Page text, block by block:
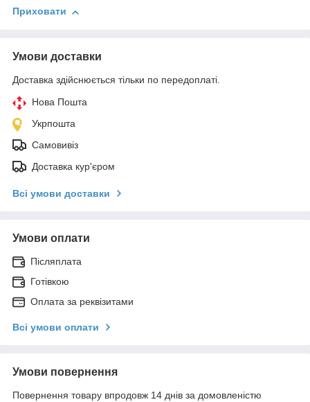
Приховати
Умови доставки
Доставка здійснюється тільки по передоплаті.
Нова Пошта
Укрпошта
Самовивіз
Доставка кур'єром
Всі умови доставки
Умови оплати
Післяплата
Готівкою
Оплата за реквізитами
Всі умови оплати
Умови повернення
Повернення товару впродовж 14 днів за домовленістю